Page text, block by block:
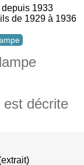
1933
de 1929 à 1936
est décrite